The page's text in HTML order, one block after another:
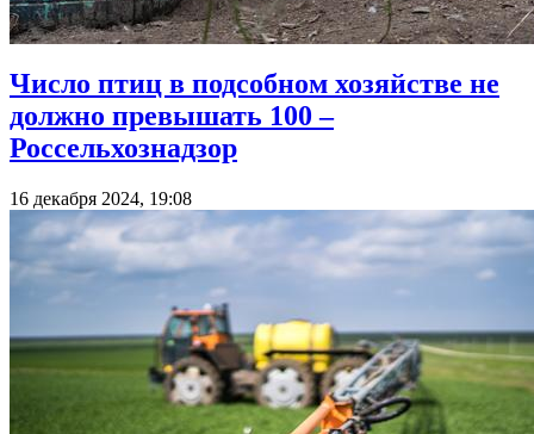
Число птиц в подсобном хозяйстве не
должно превышать 100 –
Россельхознадзор
16 декабря 2024, 19:08